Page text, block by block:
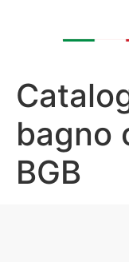
bagno
BGB